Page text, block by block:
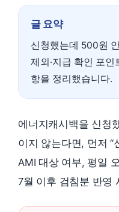
글 요약
신청했는데 500원
제외·지급 확인 포
항을 정리했습니다.
에너지캐시백을 신청
이지 않는다면, 먼저 “
AMI 대상 여부, 평일
7월 이후 검침분 반영